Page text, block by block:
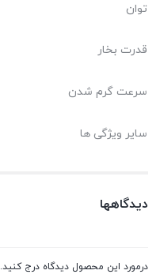
توان
قدرت بخار
سرعت گرم شدن
سایر ویژگی ها
دیدگاهها
درمورد این محصول دیدگاه درج کنید.